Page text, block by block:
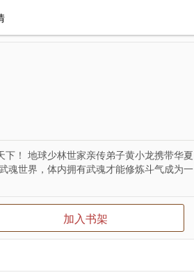
！ 地球少林世家亲传弟子黄小龙携带华夏
魂世界，体内拥有武魂才能修炼斗气成为一
加入书架